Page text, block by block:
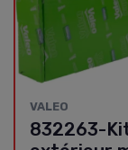
‎VALEO
832263-